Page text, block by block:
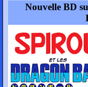
Nouvelle BD